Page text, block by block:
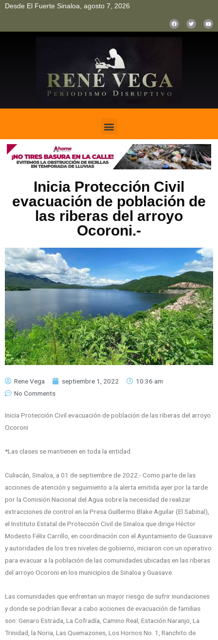
Desde El Fuerte Sinaloa, agosto 7, 2026
Inicia Protección Civil
evacuación de población de
las riberas del arroyo
Ocoroni.-
Rene Vega septiembre 1, 2022
10:36 am
No Comments
Inicia Protección Civil evacuación de población de las riberas del arroyo
Ocoroni
*Las clases se mantienen en toda la entidad.
Culiacán, Sinaloa, a 01 de septiembre de 2022.- Como parte de las
acciones de atención y seguimiento a la alerta emitida ayer por la tarde
por la Comisión Nacional del Agua sobre la necesidad de realizar
extracciones de control en la Presa Guillermo Blake Aguilar (El Sabinal),
el Instituto Estatal de Protección Civil de Sinaloa que dirige Héctor
Modesto Félix Carrillo, en coordinación con el Ayuntamiento de Guasave
y autoridades de los tres niveles de gobierno, iniciaron con un operativo
para evacuar a la población de las comunidades ubicadas en las riberas
del arroyo Ocoroni en los municipios de Sinaloa y Guasave.
Las comunidades que enfrentan un mayor riesgo de sufrir inundaciones
y donde se podrían llevar a cabo acciones de evacuación de familias
son: Genaro Estrada, La Cofradía, Camino Real, Estación Naranjo, La
Trinidad, la Noria, Las Quemazones, Los Hornos No. 1, Ranchito de